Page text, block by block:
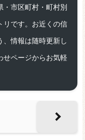
・市区町村・町村別
リです。お近くの信
、情報は随時更新し
せページからお気軽